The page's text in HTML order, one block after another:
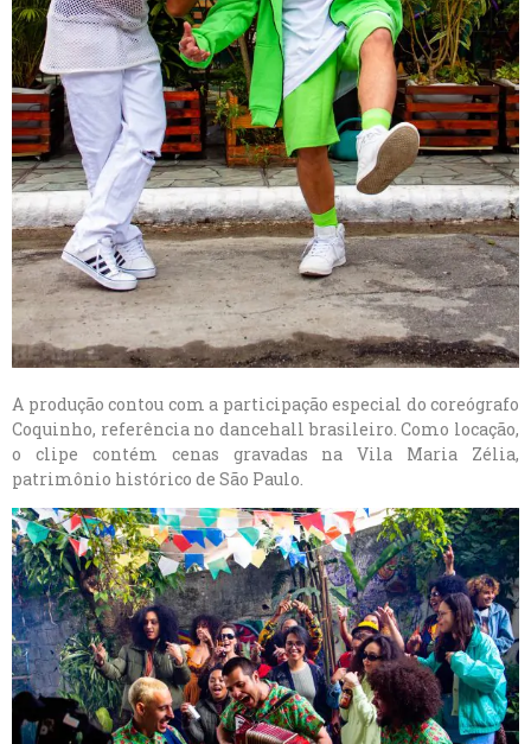
A produção contou com a participação especial do coreógrafo
Coquinho, referência no dancehall brasileiro. Como locação,
o clipe contém cenas gravadas na Vila Maria Zélia,
patrimônio histórico de São Paulo.